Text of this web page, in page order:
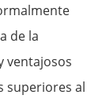
de la
ventajosos
superiores al